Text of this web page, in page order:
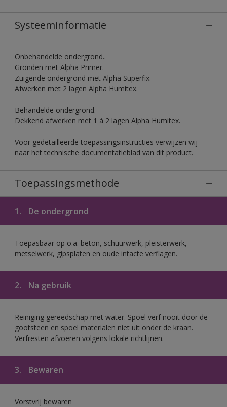
Systeeminformatie
Onbehandelde ondergrond..
Gronden met Alpha Primer.
Zuigende ondergrond met Alpha Superfix.
Afwerken met 2 lagen Alpha Humitex.
Behandelde ondergrond.
Dekkend afwerken met 1 à 2 lagen Alpha Humitex.
Voor gedetailleerde toepassingsinstructies verwijzen wij
naar het technische documentatieblad van dit product.
Toepassingsmethode
1. De ondergrond
Toepasbaar op o.a. beton, schuurwerk, pleisterwerk,
metselwerk, gipsplaten en oude intacte verflagen.
2. Na gebruik
Reiniging gereedschap met water. Spoel verf nooit door de
gootsteen en spoel materialen niet uit onder de kraan.
Verfresten afvoeren volgens lokale richtlijnen.
3. Bewaren
Vorstvrij bewaren